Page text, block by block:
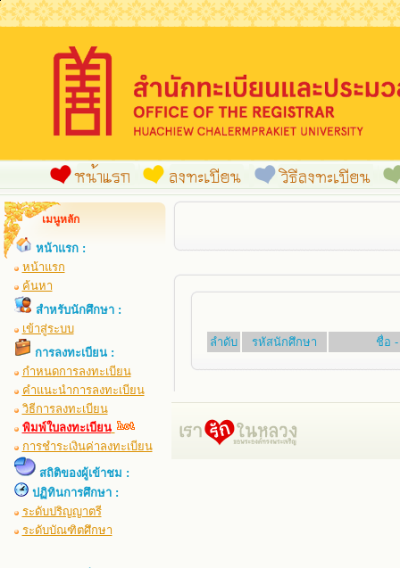
เมนูหลัก
หน้าแรก :
หน้าแรก
ค้นหา
สำหรับนักศึกษา :
เข้าสู่ระบบ
การลงทะเบียน :
กำหนดการลงทะเบียน
คำแนะนำการลงทะเบียน
วิธีการลงทะเบียน
พิมพ์ใบลงทะเบียน
การชำระเงินค่าลงทะเบียน
สถิติของผู้เข้าชม :
ปฏิทินการศึกษา :
ระดับปริญญาตรี
ระดับบัณฑิตศึกษา
ลำดับ รหัสนักศึกษา ชื่อ